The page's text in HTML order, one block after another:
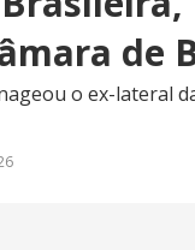
de
o ex-lateral